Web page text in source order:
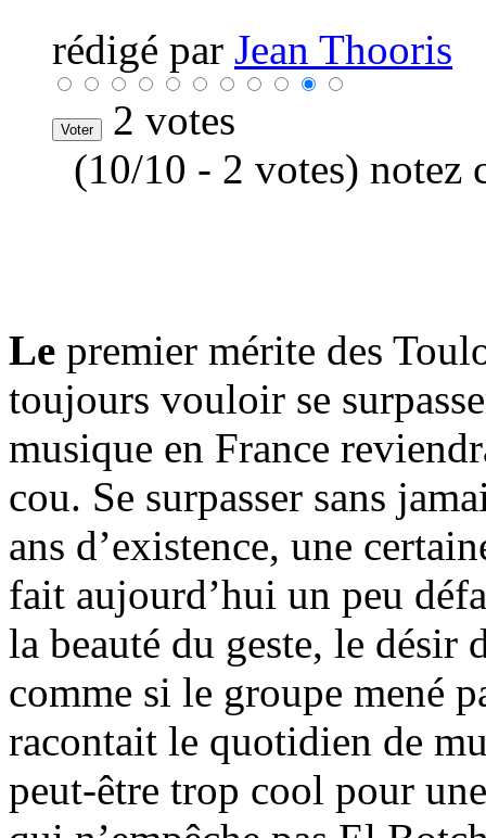
rédigé par Jean Thooris
2 votes
(10/10 - 2 votes) notez
Le premier mérite des
toujours vouloir se
musique en France
cou. Se surpasser sans
ans d’existence, une
fait aujourd’hui un peu
la beauté du geste, le désir
comme si le groupe mené
racontait le quotidien de
peut-être trop cool pour